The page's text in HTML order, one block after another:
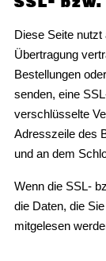
Diese Seite
Übertragung
Bestellungen
senden, eine
verschlüsselte
Adresszeile des
und an dem
Wenn die SSL-
die Daten, die
mitgelesen